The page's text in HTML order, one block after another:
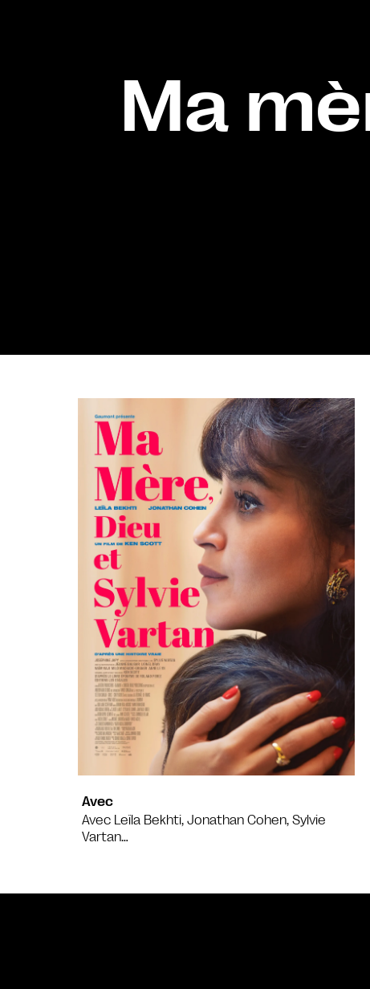
Ma
Avec
Avec Leïla Bekhti, Jonathan Cohen, Sylvie
Vartan…